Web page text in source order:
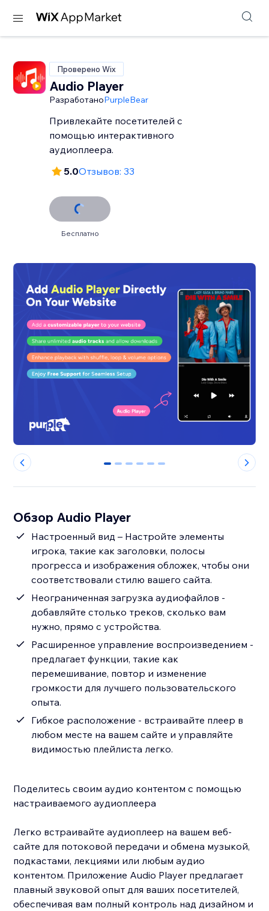
Проверено Wix
Audio Player
РазработаноPurpleBear
Привлекайте посетителей с
помощью интерактивного
аудиоплеера.
5.0Отзывов: 33
Бесплатно
0 1 2 3 4 5
Обзор Audio Player
Настроенный вид – Настройте элементы
игрока, такие как заголовки, полосы
прогресса и изображения обложек, чтобы они
соответствовали стилю вашего сайта.
Неограниченная загрузка аудиофайлов -
добавляйте столько треков, сколько вам
нужно, прямо с устройства.
Расширенное управление воспроизведением -
предлагает функции, такие как
перемешивание, повтор и изменение
громкости для лучшего пользовательского
опыта.
Гибкое расположение - встраивайте плеер в
любом месте на вашем сайте и управляйте
видимостью плейлиста легко.
Поделитесь своим аудио контентом с помощью
настраиваемого аудиоплеера
Легко встраивайте аудиоплеер на вашем веб-
сайте для потоковой передачи и обмена музыкой,
подкастами, лекциями или любым аудио
контентом. Приложение Audio Player предлагает
плавный звуковой опыт для ваших посетителей,
обеспечивая вам полный контроль над дизайном и